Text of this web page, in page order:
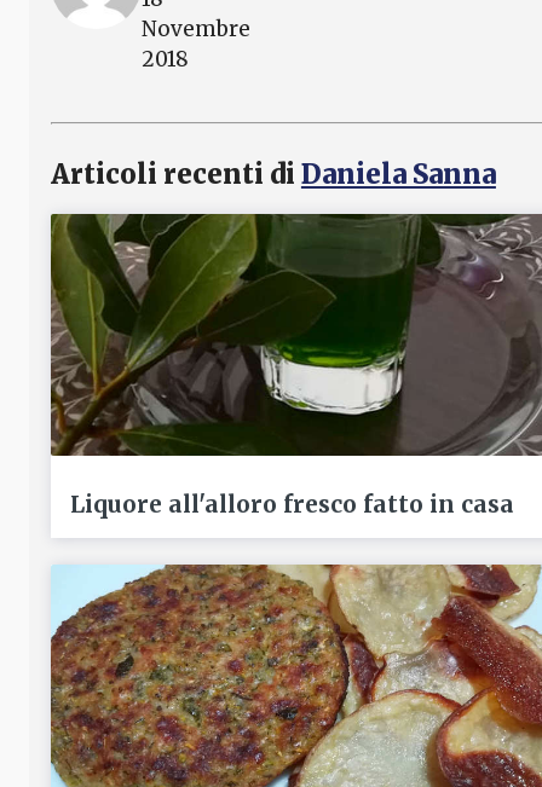
Novembre
2018
Articoli recenti di Daniela Sanna
Liquore all'alloro fresco fatto in casa